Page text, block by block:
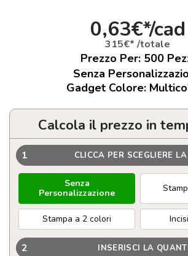
0,63€*/cad
315€* /totale
Prezzo Per: 500
Senza
Gadget Colore:
Calcola il prezzo in
1 CLICCA PER SCEGLIERE
Senza
Personalizzazione
Stampa a 2 colori
2 INSERISCI LA